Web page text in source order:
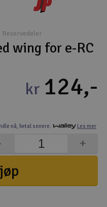
& byggesett
Reservedeler
wing for e-RC
nå, betal senere. Les mer
kr 124,-
+